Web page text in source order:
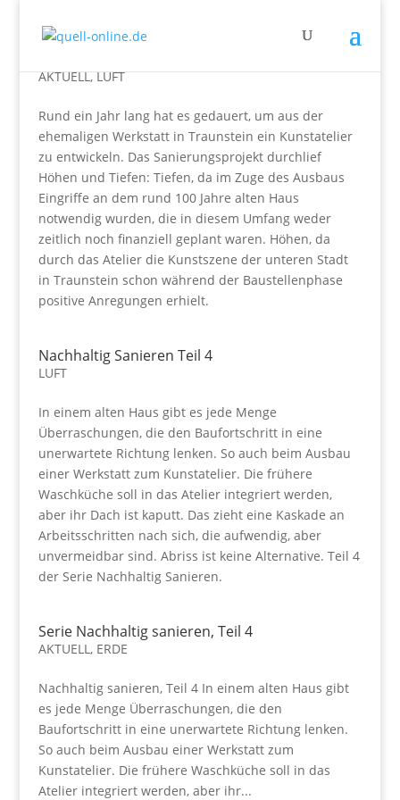
AKTUELL,LUFT
Rund ein Jahr lang hat es gedauert, um aus der
ehemaligen Werkstatt in Traunstein ein Kunstatelier
zu entwickeln. Das Sanierungsprojekt durchlief
Höhen und Tiefen: Tiefen, da im Zuge des Ausbaus
Eingriffe an dem rund 100 Jahre alten Haus
notwendig wurden, die in diesem Umfang weder
zeitlich noch finanziell geplant waren. Höhen, da
durch das Atelier die Kunstszene der unteren Stadt
in Traunstein schon während der Baustellenphase
positive Anregungen erhielt.
Nachhaltig Sanieren Teil 4
LUFT
In einem alten Haus gibt es jede Menge
Überraschungen, die den Baufortschritt in eine
unerwartete Richtung lenken. So auch beim Ausbau
einer Werkstatt zum Kunstatelier. Die frühere
Waschküche soll in das Atelier integriert werden,
aber ihr Dach ist kaputt. Das zieht eine Kaskade an
Arbeitsschritten nach sich, die aufwendig, aber
unvermeidbar sind. Abriss ist keine Alternative. Teil 4
der Serie Nachhaltig Sanieren.
Serie Nachhaltig sanieren, Teil 4
AKTUELL, ERDE
Nachhaltig sanieren, Teil 4 In einem alten Haus gibt
es jede Menge Überraschungen, die den
Baufortschritt in eine unerwartete Richtung lenken.
So auch beim Ausbau einer Werkstatt zum
Kunstatelier. Die frühere Waschküche soll in das
Atelier integriert werden, aber ihr...